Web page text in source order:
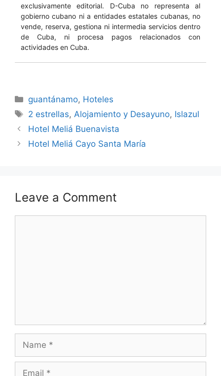
exclusivamente editorial. D-Cuba no representa al
gobierno cubano ni a entidades estatales cubanas, no
vende, reserva, gestiona ni intermedia servicios dentro
de Cuba, ni procesa pagos relacionados con
actividades en Cuba.
Categories
guantánamo, Hoteles
Tags
2 estrellas, Alojamiento y Desayuno, Islazul
Hotel Meliá Buenavista
Hotel Meliá Cayo Santa María
Leave a Comment